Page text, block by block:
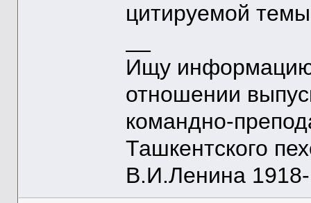
цитируемой
Ищу информацию
отношении
командно-
Ташкентского
В.И.Ленина 1918-